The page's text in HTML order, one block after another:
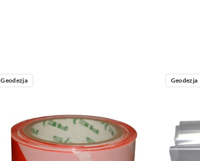
Geodezja Geodezja